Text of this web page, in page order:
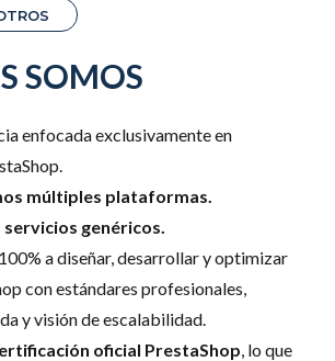
SOMOS
enfocada exclusivamente en
múltiples plataformas.
servicios genéricos.
a diseñar, desarrollar y optimizar
con estándares profesionales,
y visión de escalabilidad.
oficial PrestaShop, lo que